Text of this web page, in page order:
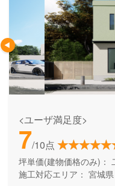
<ユーザ満足度>
7/10点
坪単価(建物価格のみ)：
施工対応エリア： 宮城県